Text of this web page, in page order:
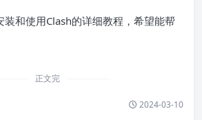
装和使用Clash的详细教程，希望能帮
正文完
2024-03-10